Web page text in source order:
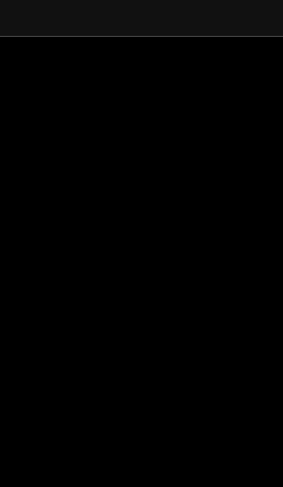
DIRECT, f08c47fec0942fa0